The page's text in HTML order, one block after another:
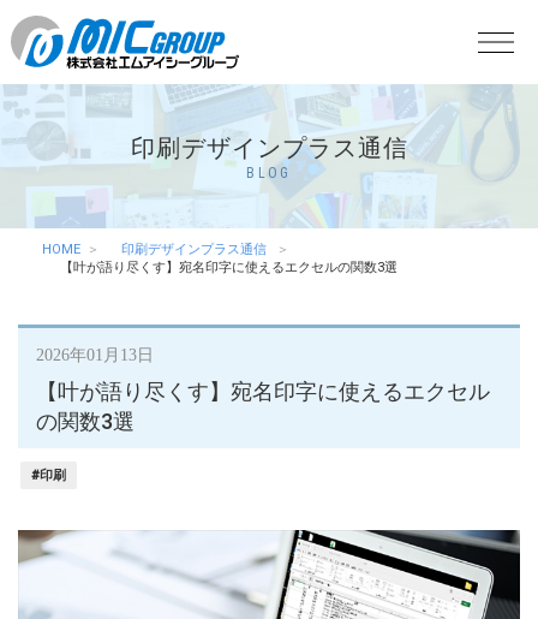
印刷デザインプラス通信
BLOG
HOME
印刷デザインプラス通信
【叶が語り尽くす】宛名印字に使えるエクセルの関数3選
2026年01月13日
【叶が語り尽くす】宛名印字に使えるエクセル
の関数3選
#印刷